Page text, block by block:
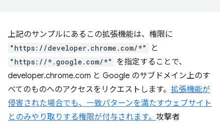
上記のサンプルにあるこの拡張機能は、権限に
"https://developer.chrome.com/*" と
"https://*.google.com/*"
を指定することで、
developer.chrome.com と Google のサブドメイン上のす
べてのものへのアクセスをリクエストします。 拡張機能が
侵害された場合でも、一致パターンを満たすウェブサイト
とのみやり取りする権限が付与されます。 攻撃者